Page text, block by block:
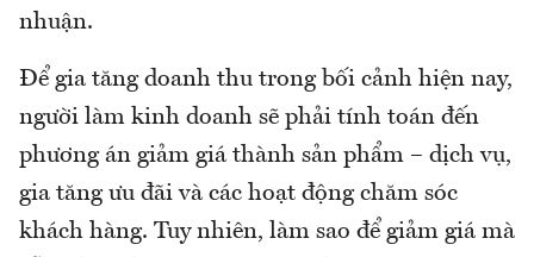
nhuận.
Để gia tăng doanh thu trong bối cảnh hiện nay,
người làm kinh doanh sẽ phải tính toán đến
phương án giảm giá thành sản phẩm – dịch vụ,
gia tăng ưu đãi và các hoạt động chăm sóc
khách hàng. Tuy nhiên, làm sao để giảm giá mà